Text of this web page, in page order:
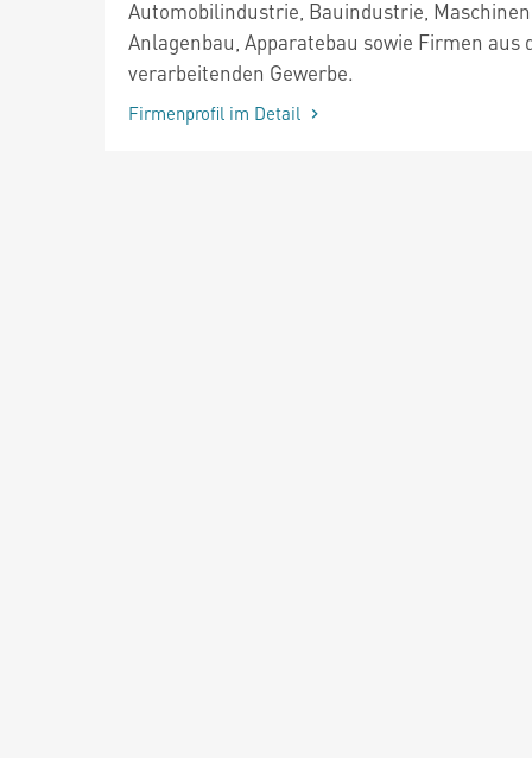
Automobilindustrie, Bauindustrie,
Anlagenbau, Apparatebau sowie Firmen aus
verarbeitenden Gewerbe.
Firmenprofil im Detail